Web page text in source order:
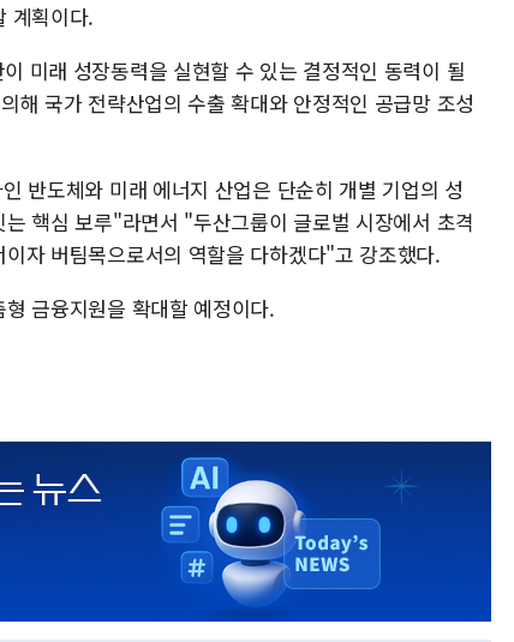
계획이다.
미래 성장동력을 실현할 수 있는 결정적인 동력이 될
해 국가 전략산업의 수출 확대와 안정적인 공급망 조성
반도체와 미래 에너지 산업은 단순히 개별 기업의 성
핵심 보루"라면서 "두산그룹이 글로벌 시장에서 초격
자 버팀목으로서의 역할을 다하겠다"고 강조했다.
금융지원을 확대할 예정이다.